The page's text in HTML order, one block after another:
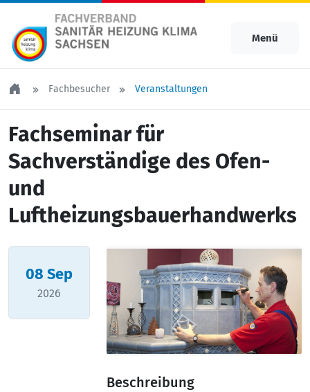
Menü
Fachbesucher Veranstaltungen
Fachseminar für
Sachverständige des Ofen-
und
Luftheizungsbauerhandwerks
08 Sep
2026
Beschreibung